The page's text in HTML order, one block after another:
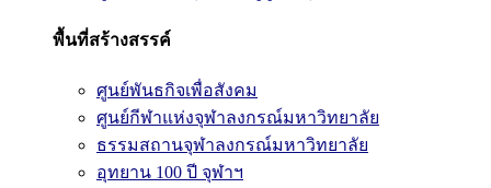
พื้นที่สร้างสรรค์
ศูนย์พันธกิจเพื่อสังคม
ศูนย์กีฬาแห่งจุฬาลงกรณ์มหาวิทยาลัย
ธรรมสถานจุฬาลงกรณ์มหาวิทยาลัย
อุทยาน 100 ปี จุฬาฯ